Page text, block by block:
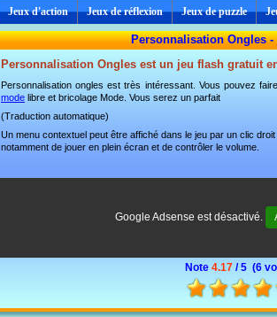
Jeux d'action Jeux de réflexion Jeux de puzzle
Personnalisation Ongles -
Personnalisation Ongles est un jeu flash gratuit
Personnalisation ongles est très intéressant. Vous pouvez
mode libre et bricolage Mode. Vous serez un parfait
(Traduction automatique)
Un menu contextuel peut être affiché dans le jeu par un clic
notamment de jouer en plein écran et de contrôler le volume.
Google Adsense est désactivé.
Note 4.17 / 5 (6